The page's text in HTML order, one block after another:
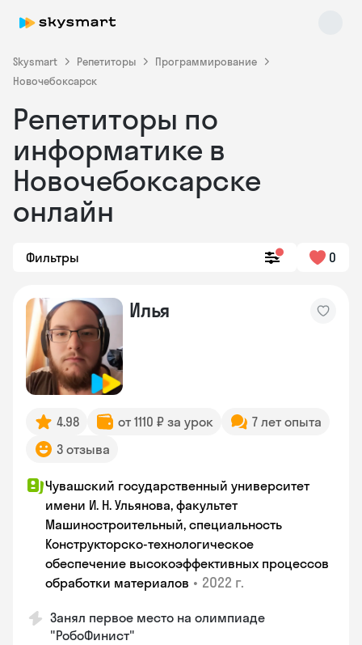
Skysmart Репетиторы
Программирование
Новочебоксарск
Репетиторы по
информатике в
Новочебоксарске
онлайн
Фильтры 0
Илья
4.98 от 1110 ₽ за урок
7 лет опыта
3 отзыва
Чувашский государственный университет
имени И. Н. Ульянова, факультет
Машиностроительный, специальность
Конструкторско-технологическое
обеспечение высокоэффективных процессов
обработки материалов • 2022 г.
Занял первое место на олимпиаде
"РобоФинист"
Skysmart Chat